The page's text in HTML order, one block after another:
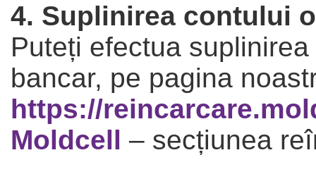
4. Suplinirea contului
Puteți efectua
bancar, pe pagina
https://
Moldcell – secțiunea